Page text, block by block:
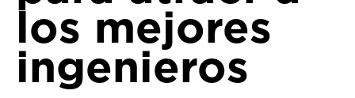
los mejores
ingenieros